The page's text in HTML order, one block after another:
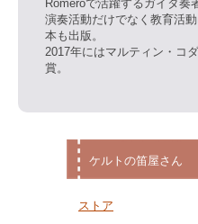
Romeroで活躍するガイタ奏
演奏活動だけでなく教育活
本も出版。
2017年にはマルティン・コ
賞。
ケルトの笛屋さん
ストア